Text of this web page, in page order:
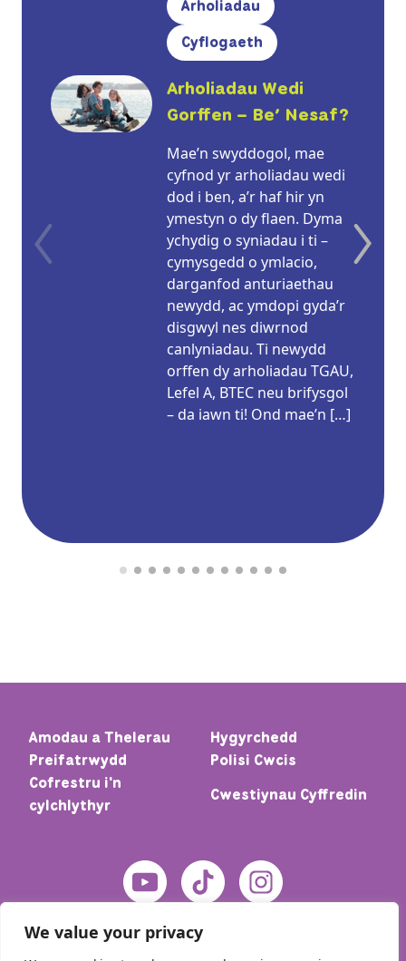
We value your privacy
Arholiadau
Cyflogaeth
Arholiadau Wedi
Gorffen – Be’ Nesaf?
Mae’n swyddogol, mae
cyfnod yr arholiadau wedi
dod i ben, a’r haf hir yn
ymestyn o dy flaen. Dyma
ychydig o syniadau i ti –
cymysgedd o ymlacio,
darganfod anturiaethau
newydd, ac ymdopi gyda’r
disgwyl nes diwrnod
canlyniadau. Ti newydd
orffen dy arholiadau TGAU,
Lefel A, BTEC neu brifysgol
– da iawn ti! Ond mae’n […]
Amodau a Thelerau
Hygyrchedd
Preifatrwydd
Polisi Cwcis
Cofrestru i'n
cylchlythyr
Cwestiynau Cyffredin